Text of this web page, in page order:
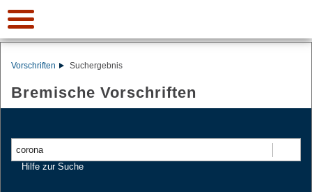
Vorschriften Suchergebnis
Bremische Vorschriften
Hilfe zur Suche